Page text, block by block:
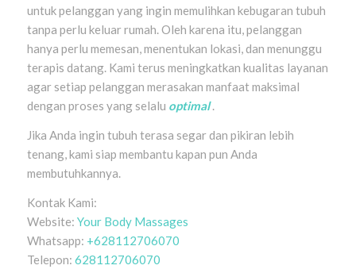
untuk pelanggan yang ingin memulihkan kebugaran tubuh
tanpa perlu keluar rumah. Oleh karena itu, pelanggan
hanya perlu memesan, menentukan lokasi, dan menunggu
terapis datang. Kami terus meningkatkan kualitas layanan
agar setiap pelanggan merasakan manfaat maksimal
dengan proses yang selalu optimal.
Jika Anda ingin tubuh terasa segar dan pikiran lebih
tenang, kami siap membantu kapan pun Anda
membutuhkannya.
Kontak Kami:
Website: Your Body Massages
Whatsapp: +628112706070
Telepon: 628112706070